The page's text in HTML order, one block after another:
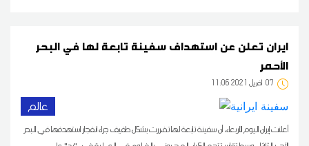
ايران تعلن عن استهداف سفينة تابعة لها في البحر
الأحمر
07 11:06 2021 أفريل
عالم
أعلنت إيران اليوم الأربعاء، أن سفينة تابعة لها تضررت بشكل طفيف جراء انفجار استهدفها في البحر